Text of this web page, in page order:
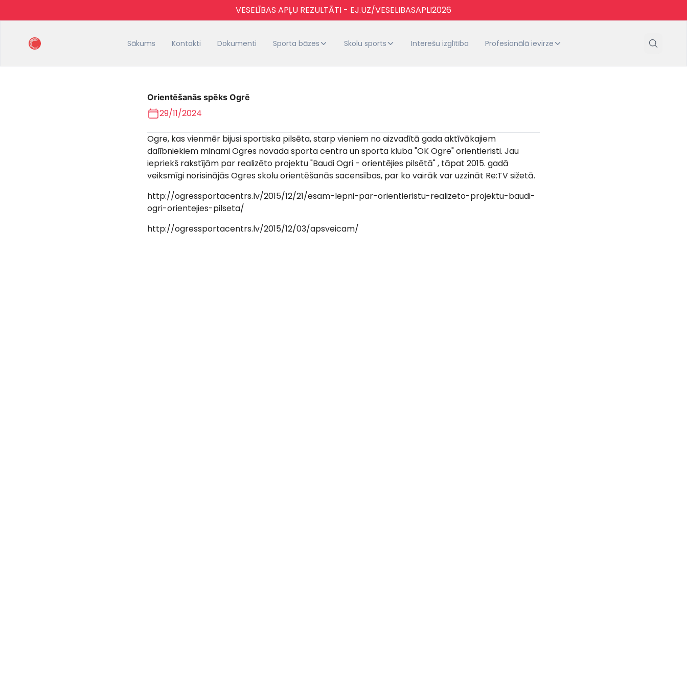
VESELĪBAS APĻU REZULTĀTI - EJ.UZ/VESELIBASAPLI2026
Sākums Kontakti Dokumenti Sporta bāzes Skolu sports Interešu izglītība Profesionālā ievirze
Orientēšanās spēks Ogrē
29/11/2024
Ogre, kas vienmēr bijusi sportiska pilsēta, starp vieniem no aizvadītā gada aktīvākajiem
dalībniekiem minami Ogres novada sporta centra un sporta kluba "OK Ogre" orientieristi. Jau
iepriekš rakstījām par realizēto projektu "Baudi Ogri - orientējies pilsētā" , tāpat 2015. gadā
veiksmīgi norisinājās Ogres skolu orientēšanās sacensības, par ko vairāk var uzzināt Re:TV sižetā.
http://ogressportacentrs.lv/2015/12/21/esam-lepni-par-orientieristu-realizeto-projektu-baudi-
ogri-orientejies-pilseta/
http://ogressportacentrs.lv/2015/12/03/apsveicam/